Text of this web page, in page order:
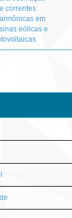
correntes
em
eólicas e